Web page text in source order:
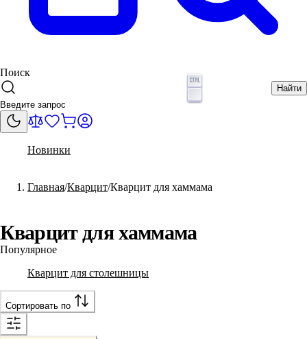
Поиск
Найти
Новинки
Главная Кварцит Кварцит для хаммама
Кварцит для хаммама
Популярное
Кварцит для столешницы
Сортировать по